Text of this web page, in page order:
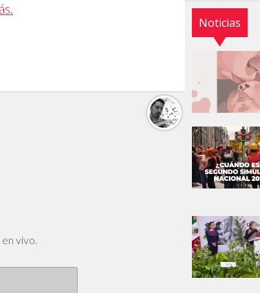
vivo.
Noticias